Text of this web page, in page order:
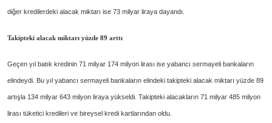
diğer kredilerdeki alacak miktarı ise 73 milyar liraya dayandı.
Takipteki alacak miktarı yüzde 89 arttı
Geçen yıl batık kredinin 71 milyar 174 milyon lirası ise yabancı sermayeli bankaların
elindeydi. Bu yıl yabancı sermayeli bankaların elindeki takipteki alacak miktarı yüzde 89
artışla 134 milyar 643 milyon liraya yükseldi. Takipteki alacakların 71 milyar 485 milyon
lirası tüketici kredileri ve bireysel kredi kartlarından oldu.